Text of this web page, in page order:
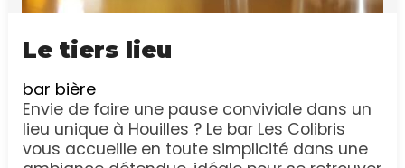
Le tiers lieu
bar bière
Envie de faire une pause conviviale dans un
lieu unique à Houilles ? Le bar Les Colibris
vous accueille en toute simplicité dans une